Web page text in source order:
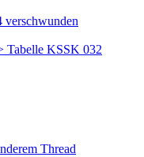
verschwunden
Tabelle KSSK 032
Thread